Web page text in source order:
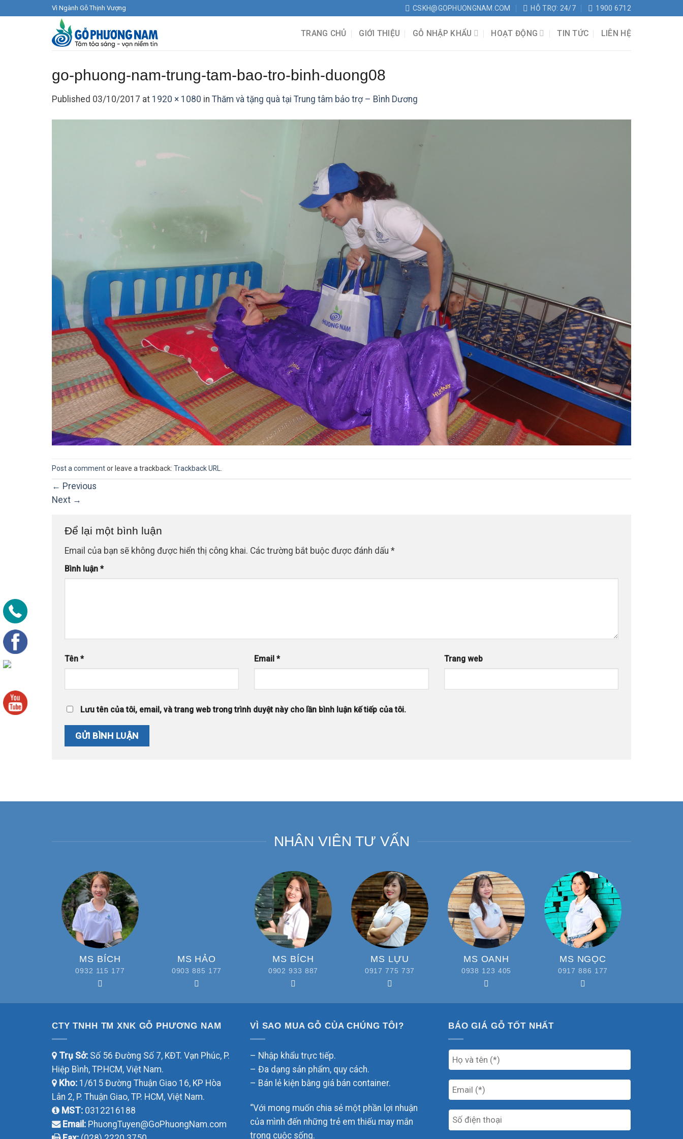
Vì Ngành Gỗ Thịnh Vượng CSKH@GOPHUONGNAM.COM HỖ TRỢ: 24/7 1900 6712
TRANG CHỦ GIỚI THIỆU GỖ NHẬP KHẨU HOẠT ĐỘNG TIN TỨC LIÊN HỆ
go-phuong-nam-trung-tam-bao-tro-binh-duong08
Published 03/10/2017 at 1920 × 1080 in Thăm và tặng quà tại Trung tâm bảo trợ – Bình Dương
Post a commentor leave a trackback: Trackback URL.
← Previous
Next →
Để lại một bình luận
Email của bạn sẽ không được hiển thị công khai. Các trường bắt buộc được đánh dấu *
Bình luận *
Tên * Email* Trang web
Lưu tên của tôi, email, và trang web trong trình duyệt này cho lần bình luận kế tiếp của tôi.
NHÂN VIÊN TƯ VẤN
MS BÍCH
0932 115 177
MS HẢO
0903 885 177
MS BÍCH
0902 933 887
MS LỰU
0917 775 737
MS OANH
0938 123 405
MS NGỌC
0917 886 177
CTY TNHH TM XNK GỖ PHƯƠNG NAM
Trụ Sở: Số 56 Đường Số 7, KĐT. Vạn Phúc, P.
Hiệp Bình, TP.HCM, Việt Nam.
Kho: 1/615 Đường Thuận Giao 16, KP Hòa
Lân 2, P. Thuận Giao, TP. HCM, Việt Nam.
MST: 0312216188
Email: PhuongTuyen@GoPhuongNam.com
VÌ SAO MUA GỖ CỦA CHÚNG TÔI?
– Nhập khẩu trực tiếp.
– Đa dạng sản phẩm, quy cách.
– Bán lẻ kiện bằng giá bán container.
“Với mong muốn chia sẻ một phần lợi nhuận
của mình đến những trẻ em thiếu may mắn
trong cuộc sống.
BÁO GIÁ GỖ TỐT NHẤT